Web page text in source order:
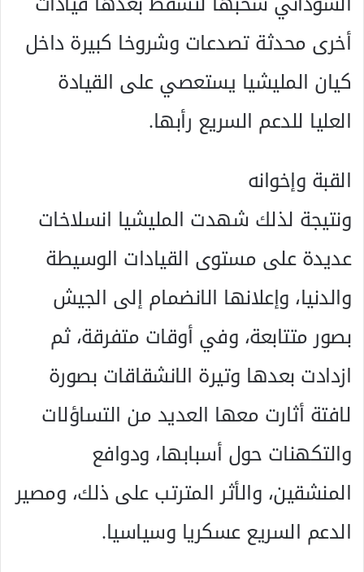
أخرى محدثة تصدعات وشروخا كبيرة داخل
كيان المليشيا يستعصي على القيادة
العليا للدعم السريع رأبها.
القبة وإخوانه
ونتيجة لذلك شهدت المليشيا انسلاخات
عديدة على مستوى القيادات الوسيطة
والدنيا، وإعلانها الانضمام إلى الجيش
بصور متتابعة، وفي أوقات متفرقة، ثم
ازدادت بعدها وتيرة الانشقاقات بصورة
لافتة أثارت معها العديد من التساؤلات
والتكهنات حول أسبابها، ودوافع
المنشقين، والأثر المترتب على ذلك، ومصير
الدعم السريع عسكريا وسياسيا.